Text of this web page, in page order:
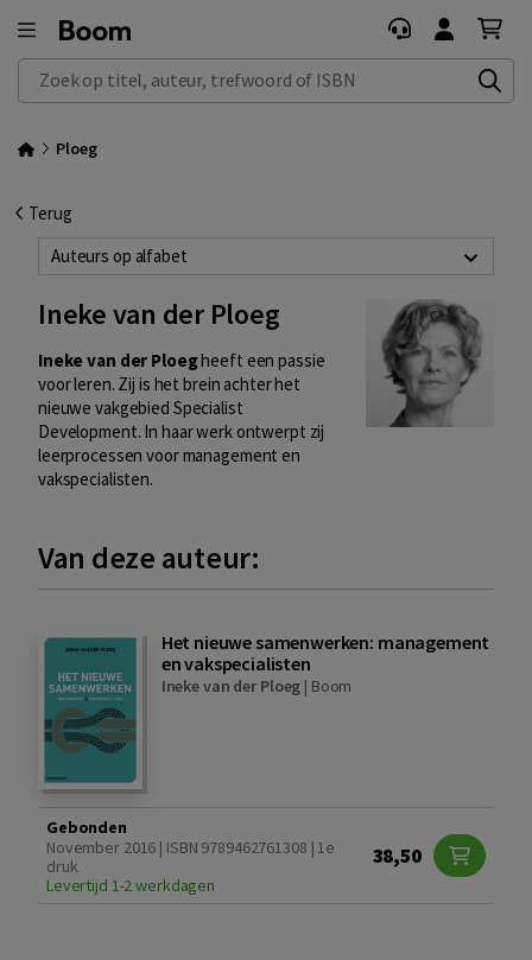
Zoek op titel, auteur, trefwoord of ISBN
Ploeg
Terug
Auteurs op alfabet
Ineke van der Ploeg
Ineke van der Ploegheeft een passie
voor leren. Zij is het brein achter het
nieuwe vakgebied Specialist
Development. In haar werk ontwerpt zij
leerprocessen voor management en
vakspecialisten.
Van deze auteur:
Het nieuwe samenwerken: management
en vakspecialisten
Ineke van der Ploeg | Boom
Gebonden
November 2016 | ISBN 9789462761308 | 1e
druk
Levertijd 1-2 werkdagen
38,50